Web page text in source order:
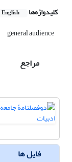
کلیدواژه‌ها English
general audience
مراجع
فایل ها